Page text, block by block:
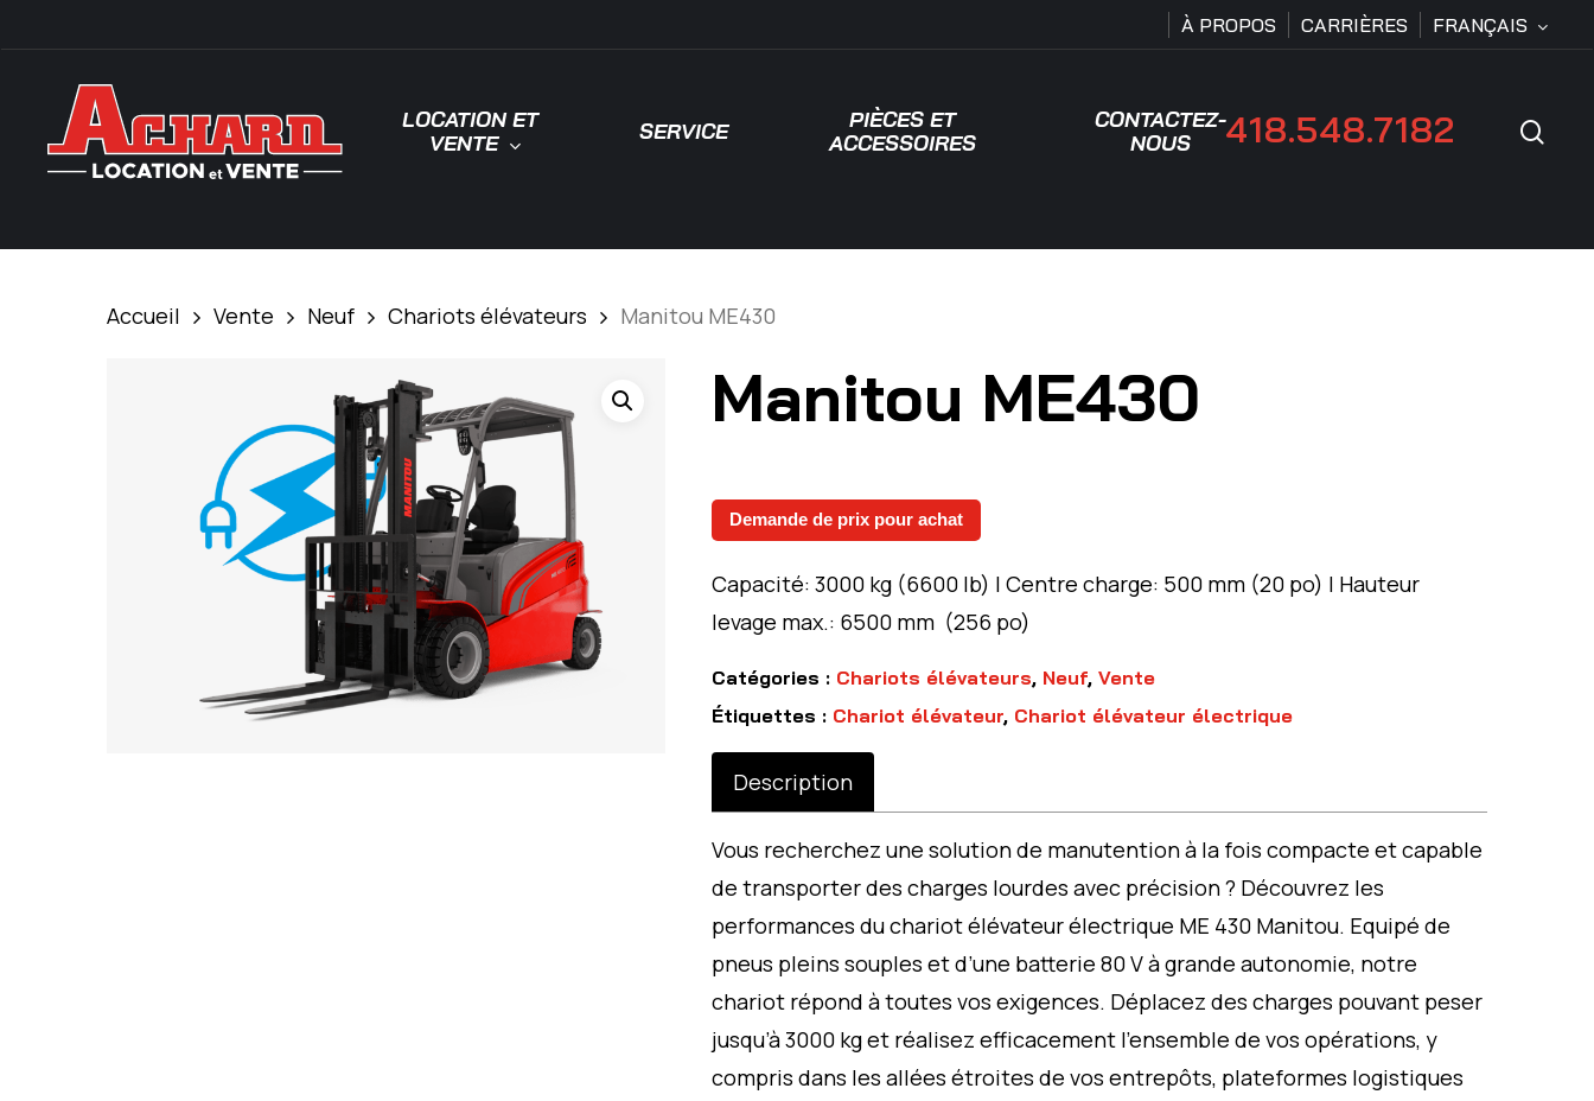
to
content
À PROPOS CARRIÈRES FRANÇAIS
LOCATION ET
VENTE
SERVICE
PIÈCES ET
ACCESSOIRES
CONTACTEZ-
NOUS
418.548.7182
Accueil Vente Neuf Chariots élévateurs Manitou ME430
Manitou ME430
Demande de prix pour achat
Capacité: 3000 kg (6600 lb) | Centre charge: 500 mm (20 po) | Hauteur
levage max.: 6500 mm (256 po)
Catégories : Chariots élévateurs, Neuf, Vente
Étiquettes : Chariot élévateur, Chariot élévateur électrique
Description
Vous recherchez une solution de manutention à la fois compacte et capable
de transporter des charges lourdes avec précision ? Découvrez les
performances du chariot élévateur électrique ME 430 Manitou. Equipé de
pneus pleins souples et d’une batterie 80 V à grande autonomie, notre
chariot répond à toutes vos exigences. Déplacez des charges pouvant peser
jusqu’à 3000 kg et réalisez efficacement l’ensemble de vos opérations, y
compris dans les allées étroites de vos entrepôts, plateformes logistiques